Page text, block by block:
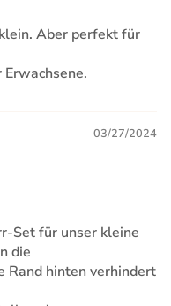
Aber perfekt für
03/27/2024
Set für unser kleine
die
Rand hinten verhindert